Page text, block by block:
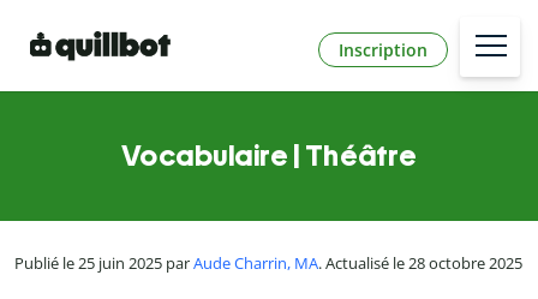
Inscription
Vocabulaire | Théâtre
Publié le 25 juin 2025 parAude Charrin, MA. Actualisé le 28 octobre 2025